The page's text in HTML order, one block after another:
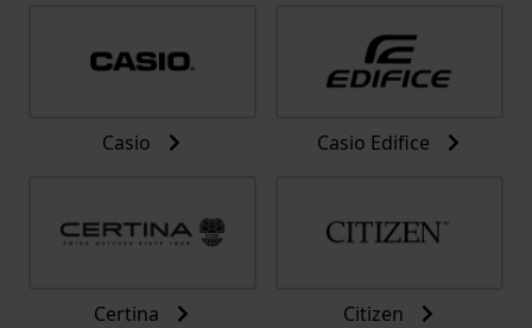
Casio Casio Edifice
Certina Citizen